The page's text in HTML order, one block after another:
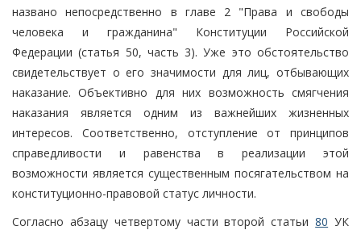
названо непосредственно в главе 2 "Права и свободы
человека и гражданина" Конституции Российской
Федерации (статья 50, часть 3). Уже это обстоятельство
свидетельствует о его значимости для лиц, отбывающих
наказание. Объективно для них возможность смягчения
наказания является одним из важнейших жизненных
интересов. Соответственно, отступление от принципов
справедливости и равенства в реализации этой
возможности является существенным посягательством на
конституционно-правовой статус личности.
Согласно абзацу четвертому части второй статьи80 УК